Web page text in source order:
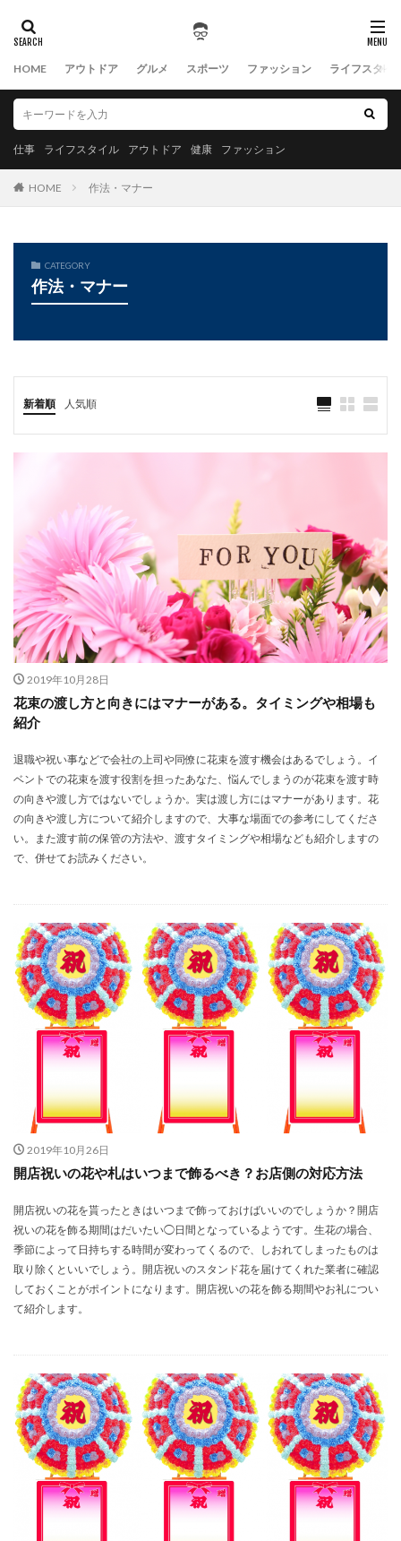
HOME アウトドア グルメ スポーツ ファッション ライフスタイ
仕事 ライフスタイル アウトドア 健康 ファッション
HOME 作法・マナー
CATEGORY
作法・マナー
新着順 人気順
2019年10月28日
花束の渡し方と向きにはマナーがある。タイミングや相場も
紹介
退職や祝い事などで会社の上司や同僚に花束を渡す機会はあるでしょう。イ
ベントでの花束を渡す役割を担ったあなた、悩んでしまうのが花束を渡す時
の向きや渡し方ではないでしょうか。実は渡し方にはマナーがあります。花
の向きや渡し方について紹介しますので、大事な場面での参考にしてくださ
い。また渡す前の保管の方法や、渡すタイミングや相場なども紹介しますの
で、併せてお読みください。
2019年10月26日
開店祝いの花や札はいつまで飾るべき？お店側の対応方法
開店祝いの花を貰ったときはいつまで飾っておけばいいのでしょうか？開店
祝いの花を飾る期間はだいたい◯日間となっているようです。生花の場合、
季節によって日持ちする時間が変わってくるので、しおれてしまったものは
取り除くといいでしょう。開店祝いのスタンド花を届けてくれた業者に確認
しておくことがポイントになります。開店祝いの花を飾る期間やお礼につい
て紹介します。